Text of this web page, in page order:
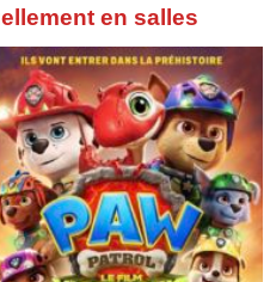
en salles